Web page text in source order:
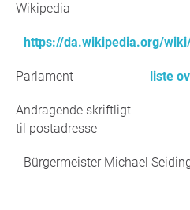
Wikipedia
https://da.wikipedia.org/
Parlament liste
Andragende skriftligt
til postadresse
Bürgermeister Michael